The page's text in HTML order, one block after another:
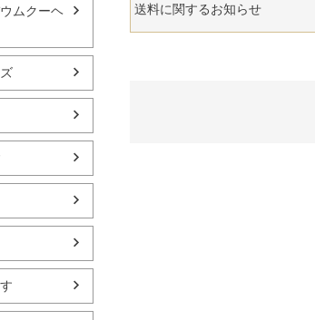
ムクーヘ
送料に関するお知らせ